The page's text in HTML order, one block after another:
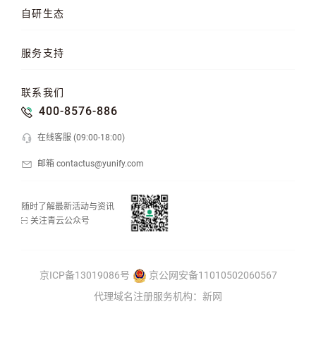
品牌理念
自研生态
云易捷
服务支持
API 中心
随时了解最新活动与资讯
关注青云公众号
联系我们
400-8576-886
在线客服 (09:00-18:00)
邮箱 contactus@yunify.com
京ICP备13019086号
京公网安备11010502060567
代理域名注册服务机构：新网